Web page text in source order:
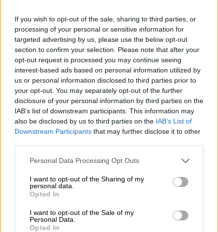
If you wish to opt-out of the sale, sharing to third parties, or
processing of your personal or sensitive information for
targeted advertising by us, please use the below opt-out
section to confirm your selection. Please note that after your
opt-out request is processed you may continue seeing
interest-based ads based on personal information utilized by
us or personal information disclosed to third parties prior to
your opt-out. You may separately opt-out of the further
disclosure of your personal information by third parties on the
IAB’s list of downstream participants. This information may
also be disclosed by us to third parties on the IAB’s List of
Downstream Participants that may further disclose it to other
Please note that this website/app uses one or more Google
not limited to your visit or usage behaviour. You may click to
grant or deny consent to Google and its third-party tags to
use your data for below specified purposes in below Google
consent section.
Personal Data Processing Opt Outs
I want to opt-out of the Sharing of my
personal data.
Opted In
I want to opt-out of the Sale of my
Personal Data.
Opted In
Καιρός|02.04.2026 16:56
Η αφρικανική σκόνη σκέπασε την
Κρήτη: 77 φορές πάνω από το όριο
ασφαλείας οι συγκεντρώσεις
Βάσει της ισχύουσας νομοθεσίας είναι τα 50
μg/m3 (μέση ημερήσια τιμή), και
παρατηρήθηκε υπέρβαση σε όλη την Κρήτη
με υπερδεκαπλάσιες συγκεντρώσεις των
ορίων